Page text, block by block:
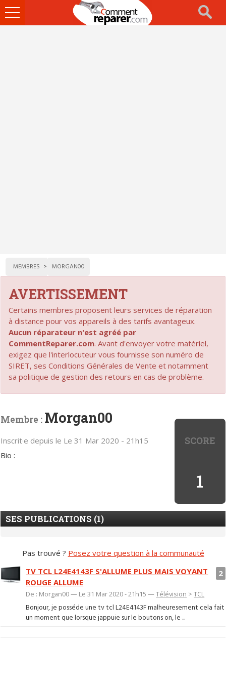
Ouvrir
le
MEMBRES MORGAN00
AVERTISSEMENT
Certains membres proposent leurs services de réparation
à distance pour vos appareils à des tarifs avantageux.
Aucun réparateur n'est agréé par
CommentReparer.com. Avant d'envoyer votre matériel,
exigez que l'interlocuteur vous fournisse son numéro de
SIRET, ses Conditions Générales de Vente et notamment
sa politique de gestion des retours en cas de problème.
SCORE
1
Membre : Morgan00
Inscrit·e depuis le Le 31 Mar 2020 - 21h15
Bio :
SES PUBLICATIONS (1)
Pas trouvé ? Posez votre question à la communauté
2
TV TCL L24E4143F S'ALLUME PLUS MAIS VOYANT
ROUGE ALLUME
De : Morgan00 — Le 31 Mar 2020 - 21h15 —Télévision >TCL
Bonjour, je posséde une tv tcl L24E4143F malheuresement cela fait
un moment que lorsque jappuie sur le boutons on, le ...